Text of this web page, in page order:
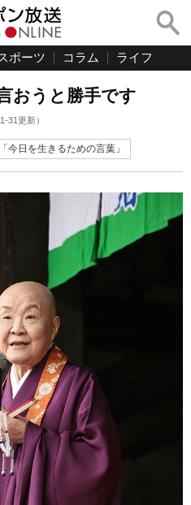
ポーツ コラム ライフ
おうと勝手です
31更新）
今日を生きるための言葉」